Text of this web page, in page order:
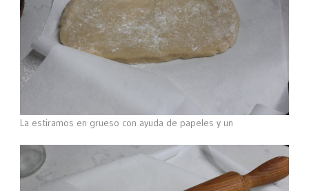
La estiramos en grueso con ayuda de papeles y un